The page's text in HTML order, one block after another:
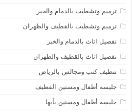
ترميم وتشطيب بالدمام والخبر
ترميم وتشطيب بالقطيف والظهران
تفصيل اثاث بالدمام والخبر
تفصيل اثاث بالقطيف والظهران
تنظيف كنب ومجالس بالرياض
جليسة أطفال ومسنين القطيف
جليسة أطفال ومسنين بأبها